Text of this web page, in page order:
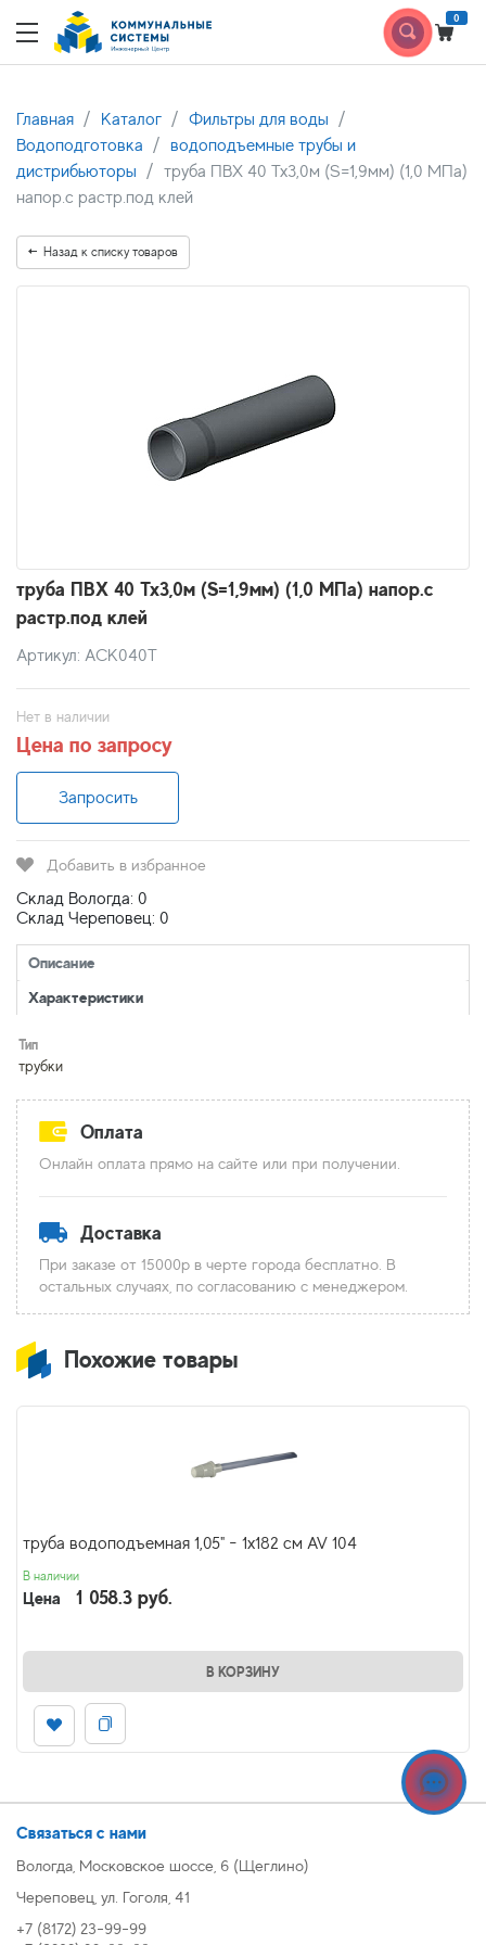
0
Главная Каталог
Фильтры для воды
Водоподготовка
водоподъемные трубы и
дистрибьюторы
труба ПВХ 40 Тх3,0м (S=1,9мм) (1,0 МПа)
напор.с растр.под клей
Назад к списку товаров
труба ПВХ 40 Тх3,0м (S=1,9мм) (1,0 МПа) напор.с
растр.под клей
Артикул: АСК040Т
Нет в наличии
Цена по запросу
Запросить
Добавить в избранное
Склад Вологда: 0
Склад Череповец: 0
Описание
Характеристики
Тип
трубки
Оплата
Онлайн оплата прямо на сайте или при получении.
Доставка
При заказе от 15000р в черте города бесплатно. В
остальных случаях, по согласованию с менеджером.
Похожие товары
труба водоподъемная 1,05" - 1х182 см AV 104
В наличии
Цена 1 058.3 руб.
В КОРЗИНУ
Связаться с нами
Вологда, Московское шоссе, 6 (Щеглино)
Череповец, ул. Гоголя, 41
+7 (8172) 23-99-99